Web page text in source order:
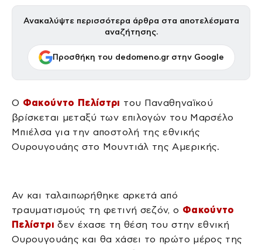
Ανακαλύψτε περισσότερα άρθρα στα αποτελέσματα
αναζήτησης.
Προσθήκη του dedomeno.gr στην Google
Ο Φακούντο Πελίστρι του Παναθηναϊκού
βρίσκεται μεταξύ των επιλογών του Μαρσέλο
Μπιέλσα για την αποστολή της εθνικής
Ουρουγουάης στο Μουντιάλ της Αμερικής.
Αν και ταλαιπωρήθηκε αρκετά από
τραυματισμούς τη φετινή σεζόν, ο Φακούντο
Πελίστρι δεν έχασε τη θέση του στην εθνική
Ουρουγουάης και θα χάσει το πρώτο μέρος της